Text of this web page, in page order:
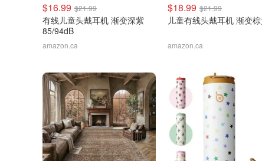
$16.99 $21.99
有线儿童头戴耳机 渐变深紫
85/94dB
amazon.ca
$18.99 $21.99
儿童有线头戴耳机 渐变
amazon.ca